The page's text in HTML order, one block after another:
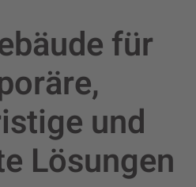
für
und
Lösungen